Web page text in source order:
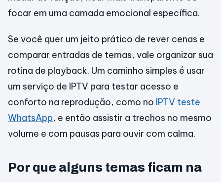
focar em uma camada emocional específica.
Se você quer um jeito prático de rever cenas e
comparar entradas de temas, vale organizar sua
rotina de playback. Um caminho simples é usar
um serviço de IPTV para testar acesso e
conforto na reprodução, como no IPTV teste
WhatsApp, e então assistir a trechos no mesmo
volume e com pausas para ouvir com calma.
Por que alguns temas ficam na